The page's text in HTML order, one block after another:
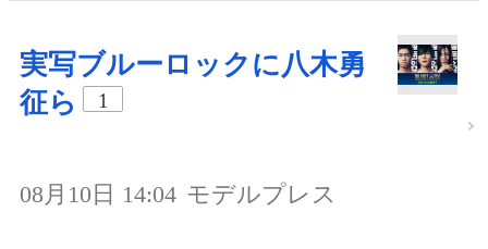
実写ブルーロックに八木勇
征ら
1
08月10日 14:04 モデルプレス